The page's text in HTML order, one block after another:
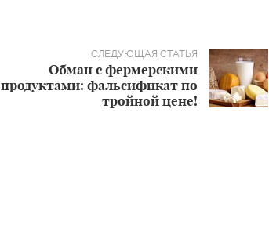
Обман с фермерскими
продуктами: фальсификат по
тройной цене!